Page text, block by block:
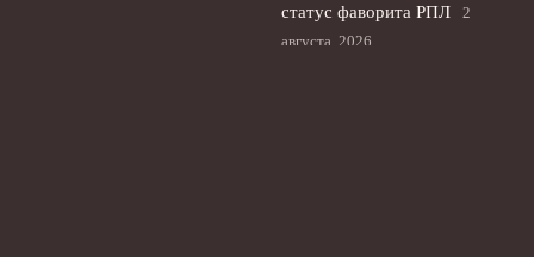
статус фаворита РПЛ
2
августа, 2026